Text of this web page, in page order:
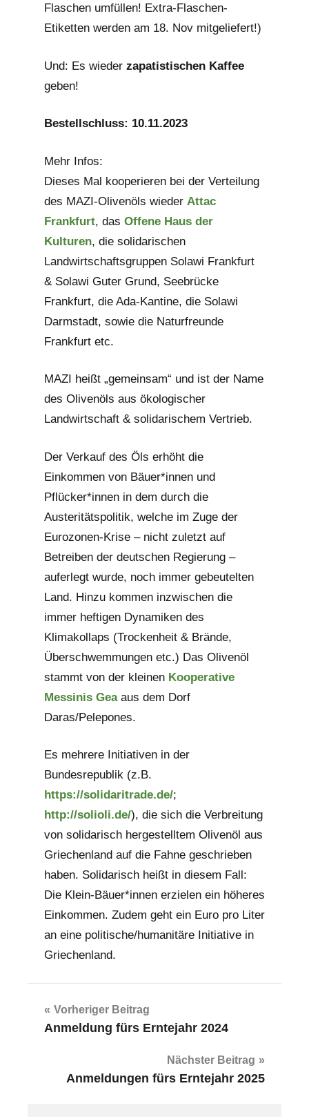
Flaschen umfüllen! Extra-Flaschen-
Etiketten werden am 18. Nov mitgeliefert!)
Und: Es wieder zapatistischen Kaffee
geben!
Bestellschluss: 10.11.2023
Mehr Infos:
Dieses Mal kooperieren bei der Verteilung
des MAZI-Olivenöls wieder Attac
Frankfurt, das Offene Haus der
Kulturen, die solidarischen
Landwirtschaftsgruppen Solawi Frankfurt
& Solawi Guter Grund, Seebrücke
Frankfurt, die Ada-Kantine, die Solawi
Darmstadt, sowie die Naturfreunde
Frankfurt etc.
MAZI heißt „gemeinsam“ und ist der Name
des Olivenöls aus ökologischer
Landwirtschaft & solidarischem Vertrieb.
Der Verkauf des Öls erhöht die
Einkommen von Bäuer*innen und
Pflücker*innen in dem durch die
Austeritätspolitik, welche im Zuge der
Eurozonen-Krise – nicht zuletzt auf
Betreiben der deutschen Regierung –
auferlegt wurde, noch immer gebeutelten
Land. Hinzu kommen inzwischen die
immer heftigen Dynamiken des
Klimakollaps (Trockenheit & Brände,
Überschwemmungen etc.) Das Olivenöl
stammt von der kleinen Kooperative
Messinis Geaaus dem Dorf
Daras/Pelepones.
Es mehrere Initiativen in der
Bundesrepublik (z.B.
https://solidaritrade.de/;
http://solioli.de/), die sich die Verbreitung
von solidarisch hergestelltem Olivenöl aus
Griechenland auf die Fahne geschrieben
haben. Solidarisch heißt in diesem Fall:
Die Klein-Bäuer*innen erzielen ein höheres
Einkommen. Zudem geht ein Euro pro Liter
an eine politische/humanitäre Initiative in
Griechenland.
Beitragsnavigation
Vorheriger Beitrag
Anmeldung fürs Erntejahr 2024
Nächster Beitrag
Anmeldungen fürs Erntejahr 2025